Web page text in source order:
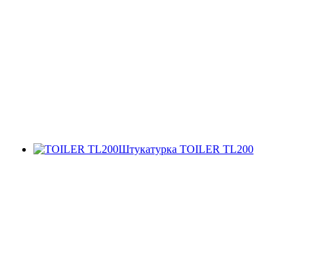
Штукатурка TOILER TL200